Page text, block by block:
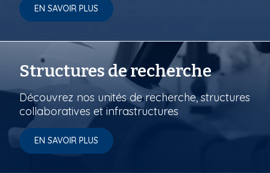
EN SAVOIR PLUS
Structures de recherche
Découvrez nos unités de recherche, structures
collaboratives et infrastructures
EN SAVOIR PLUS